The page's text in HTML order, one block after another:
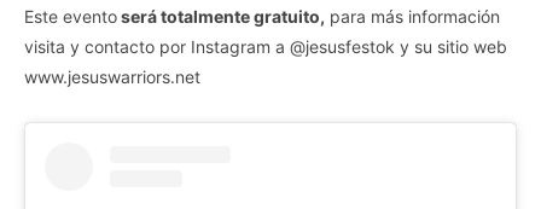
Este eventoserá totalmente gratuito, para más información
visita y contacto por Instagram a @jesusfestok y su sitio web
www.jesuswarriors.net